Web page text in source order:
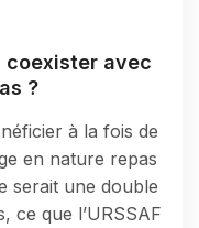
avec
?
à la fois de
en nature repas
serait une double
ce que l’URSSAF